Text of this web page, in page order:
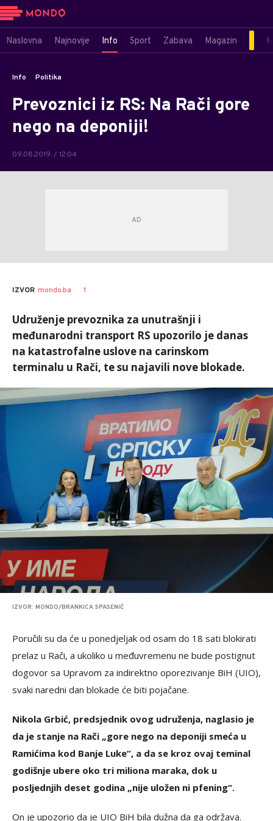
Naslovna Najnovije Info Sport Zabava Magazin
Info Politika
Prevoznici iz RS: Na Rači gore
nego na deponiji!
09.08.2019. / 12:04
AUTOR Spasenić
IZVOR mondo.ba 1
Udruženje prevoznika za unutrašnji i
međunarodni transport RS upozorilo je danas
na katastrofalne uslove na carinskom
terminalu u Rači, te su najavili nove blokade.
IZVOR: MONDO/BRANKICA SPASENIĆ
Poručili su da će u ponedjeljak od osam do 18 sati blokirati
prelaz u Rači, a ukoliko u međuvremenu ne bude postignut
dogovor sa Upravom za indirektno oporezivanje BiH (UIO),
svaki naredni dan blokade će biti pojačane.
Nikola Grbić, predsjednik ovog udruženja, naglasio je
da je stanje na Rači „gore nego na deponiji smeća u
Ramićima kod Banje Luke“, a da se kroz ovaj teminal
godišnje ubere oko tri miliona maraka, dok u
posljednjih deset godina „nije uložen ni pfening“.
On je upozorio da je UIO BiH bila dužna da ga održava.